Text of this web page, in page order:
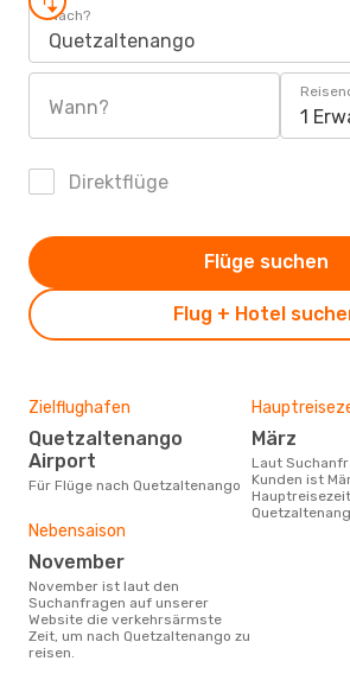
Nach?
Quetzaltenango
Wann? 1
Direktflüge
Flug + Hotel
Flüge suchen
Zielflughafen
Quetzaltenango
Airport
Für Flüge nach Quetzaltenango
März
Laut Suchanfragen unserer
Kunden ist
Nebensaison
November
November ist laut den
Suchanfragen auf unserer
Website die verkehrsärmste
Zeit, um nach Quetzaltenango zu
reisen.